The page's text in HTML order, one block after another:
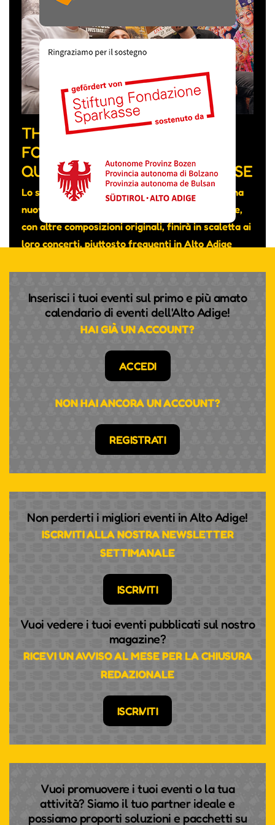
THE FEVER WEEK, LA BAND
FORMATA DA MUSICISTI DI
QUATTRO NAZIONALITÀ DIVERSE
Lo scorso mese hanno pubblicato su YouTube una
nuova canzone intitolata “Really don’t care” che,
con altre composizioni originali, finirà in scaletta ai
loro concerti, piuttosto frequenti in Alto Adige
TEMPO UND RHYTHMUS,
PASSION UND PRESSING -
VIELSEITIGKEIT HAT EINEN
eines: extrem leidenschaftlich in allem, was sie tut.
Die Südtiroler Klarinettistin hat geschafft, was vor
Inserisci i tuoi eventi sul primo e più amato
calendario di eventi dell'Alto Adige!
HAI GIÀ UN ACCOUNT?
ACCEDI
NON HAI ANCORA UN ACCOUNT?
REGISTRATI
Non perderti i migliori eventi in Alto Adige!
ISCRIVITI ALLA NOSTRA NEWSLETTER
SETTIMANALE
ISCRIVITI
Vuoi vedere i tuoi eventi pubblicati sul nostro
magazine?
RICEVI UN AVVISO AL MESE PER LA CHIUSURA
REDAZIONALE
ISCRIVITI
Vuoi promuovere i tuoi eventi o la tua
attività? Siamo il tuo partner ideale e
possiamo proporti soluzioni e pacchetti su